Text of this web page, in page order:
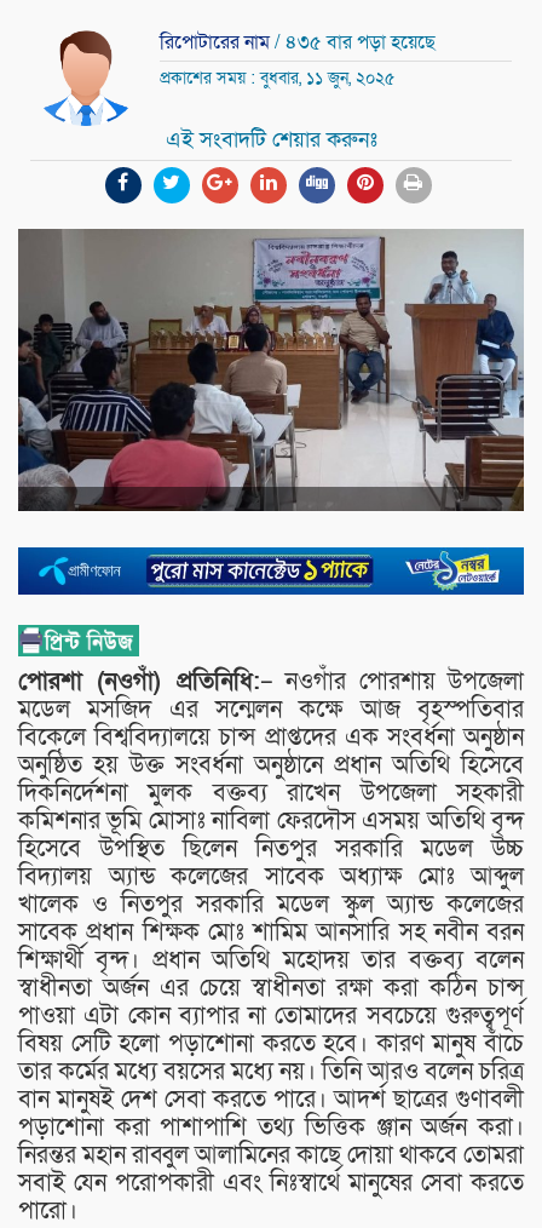
রিপোটারের নাম/ ৪৩৫ বার পড়া হয়েছে
প্রকাশের সময় : বুধবার, ১১ জুন, ২০২৫
এই সংবাদটি শেয়ার করুনঃ
পোরশা (নওগাঁ) প্রতিনিধি:– নওগাঁর পোরশায় উপজেলা
মডেল মসজিদ এর সন্মেলন কক্ষে আজ বৃহস্পতিবার
বিকেলে বিশ্ববিদ্যালয়ে চান্স প্রাপ্তদের এক সংবর্ধনা অনুষ্ঠান
অনুষ্ঠিত হয় উক্ত সংবর্ধনা অনুষ্ঠানে প্রধান অতিথি হিসেবে
দিকনির্দেশনা মুলক বক্তব্য রাখেন উপজেলা সহকারী
কমিশনার ভূমি মোসাঃ নাবিলা ফেরদৌস এসময় অতিথি বৃন্দ
হিসেবে উপস্থিত ছিলেন নিতপুর সরকারি মডেল উচ্চ
বিদ্যালয় অ্যান্ড কলেজের সাবেক অধ্যাক্ষ মোঃ আব্দুল
খালেক ও নিতপুর সরকারি মডেল স্কুল অ্যান্ড কলেজের
সাবেক প্রধান শিক্ষক মোঃ শামিম আনসারি সহ নবীন বরন
শিক্ষার্থী বৃন্দ। প্রধান অতিথি মহোদয় তার বক্তব্য বলেন
স্বাধীনতা অর্জন এর চেয়ে স্বাধীনতা রক্ষা করা কঠিন চান্স
পাওয়া এটা কোন ব্যাপার না তোমাদের সবচেয়ে গুরুত্বপূর্ণ
বিষয় সেটি হলো পড়াশোনা করতে হবে। কারণ মানুষ বাঁচে
তার কর্মের মধ্যে বয়সের মধ্যে নয়। তিনি আরও বলেন চরিত্র
বান মানুষই দেশ সেবা করতে পারে। আদর্শ ছাত্রের গুণাবলী
পড়াশোনা করা পাশাপাশি তথ্য ভিত্তিক ঞ্জান অর্জন করা।
নিরন্তর মহান রাব্বুল আলামিনের কাছে দোয়া থাকবে তোমরা
সবাই যেন পরোপকারী এবং নিঃস্বার্থে মানুষের সেবা করতে
পারো।